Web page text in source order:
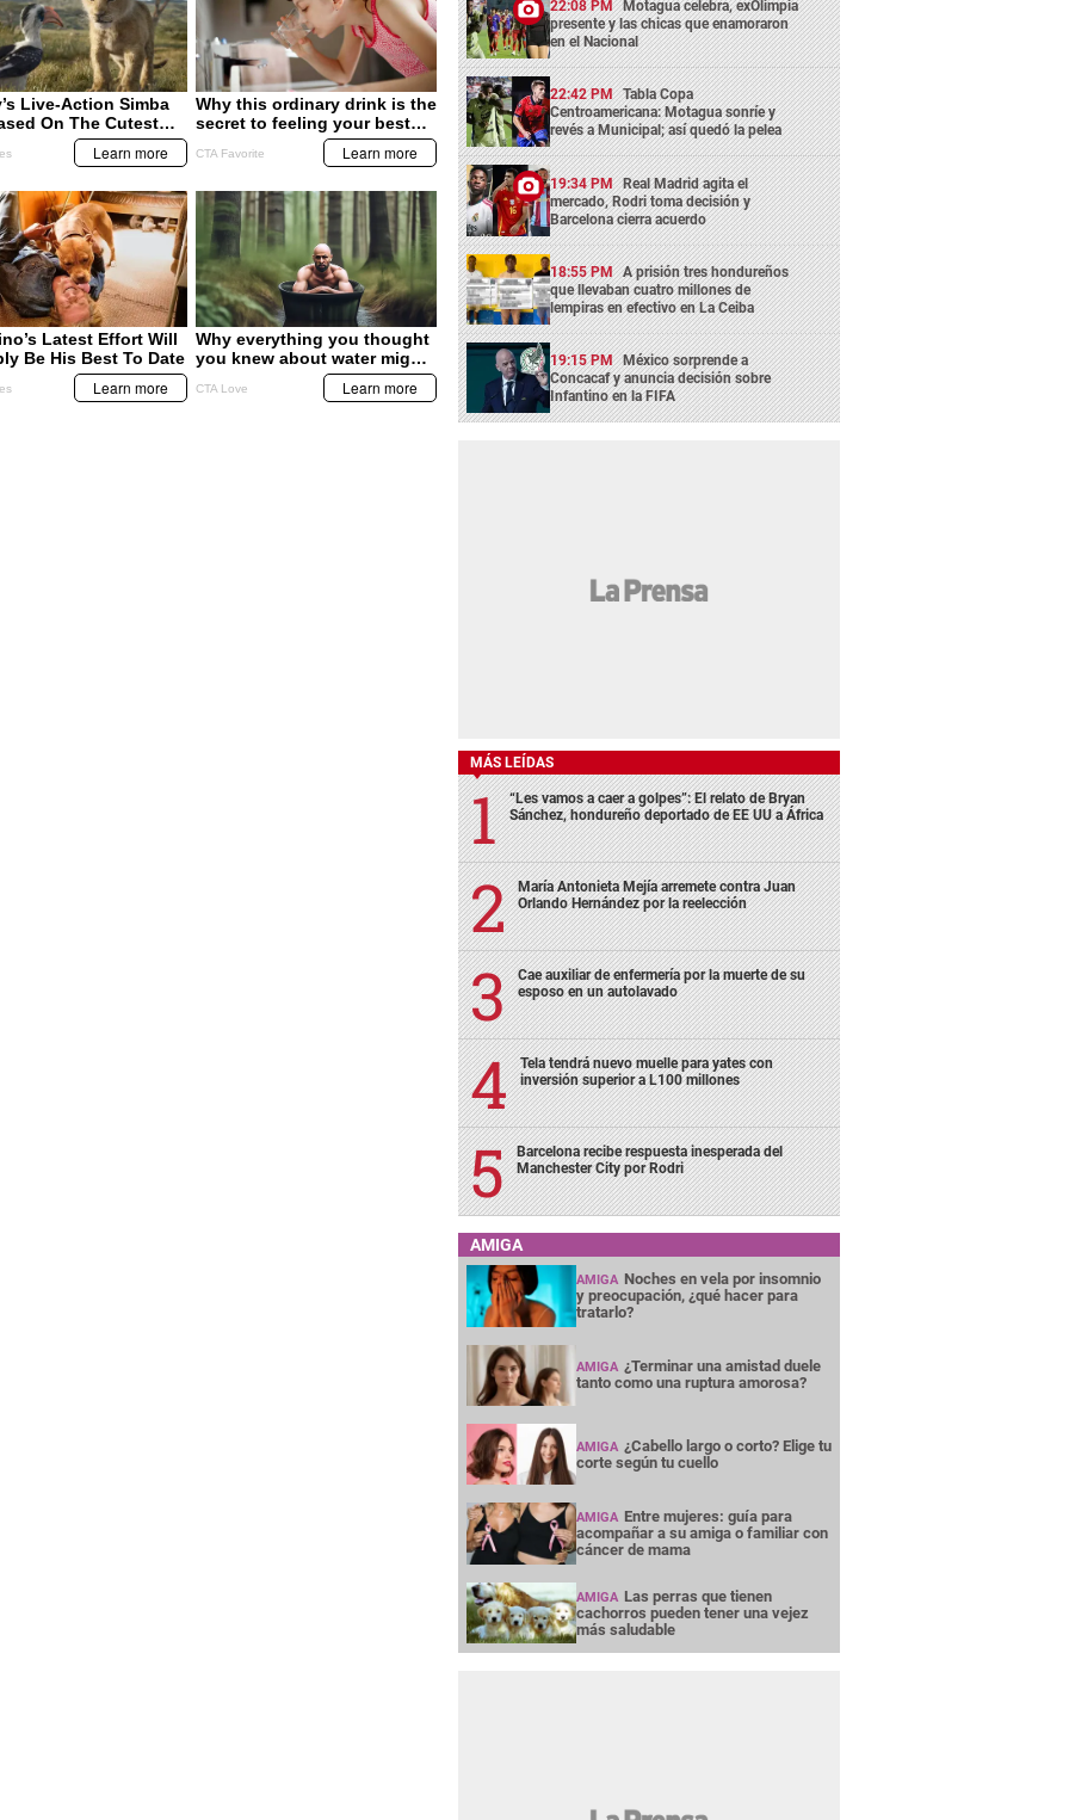
22:08 PM Motagua celebra, exOlimpia
presente y las chicas que enamoraron
en el Nacional
22:42 PM Tabla Copa
Centroamericana: Motagua sonríe y
revés a Municipal; así quedó la pelea
19:34 PM Real Madrid agita el
mercado, Rodri toma decisión y
Barcelona cierra acuerdo
18:55 PM A prisión tres hondureños
que llevaban cuatro millones de
lempiras en efectivo en La Ceiba
19:15 PM México sorprende a
Concacaf y anuncia decisión sobre
Infantino en la FIFA
MÁS LEÍDAS
“Les vamos a caer a golpes”: El relato de Bryan
Sánchez, hondureño deportado de EE UU a África
María Antonieta Mejía arremete contra Juan
Orlando Hernández por la reelección
Cae auxiliar de enfermería por la muerte de su
esposo en un autolavado
Tela tendrá nuevo muelle para yates con
inversión superior a L100 millones
Barcelona recibe respuesta inesperada del
Manchester City por Rodri
AMIGA
AMIGA Noches en vela por insomnio
y preocupación, ¿qué hacer para
tratarlo?
AMIGA ¿Terminar una amistad duele
tanto como una ruptura amorosa?
AMIGA ¿Cabello largo o corto? Elige tu
corte según tu cuello
AMIGA Entre mujeres: guía para
acompañar a su amiga o familiar con
cáncer de mama
AMIGA Las perras que tienen
cachorros pueden tener una vejez
más saludable